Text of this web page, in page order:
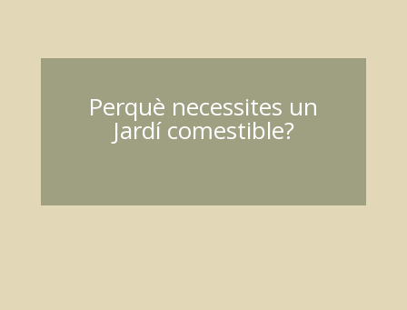
Perquè necessites un
Jardí comestible?